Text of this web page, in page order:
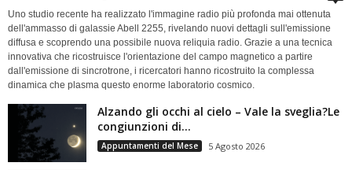
Uno studio recente ha realizzato l'immagine radio più profonda mai ottenuta
dell'ammasso di galassie Abell 2255, rivelando nuovi dettagli sull'emissione
diffusa e scoprendo una possibile nuova reliquia radio. Grazie a una tecnica
innovativa che ricostruisce l'orientazione del campo magnetico a partire
dall'emissione di sincrotrone, i ricercatori hanno ricostruito la complessa
dinamica che plasma questo enorme laboratorio cosmico.
Alzando gli occhi al cielo – Vale la sveglia?Le
congiunzioni di...
Appuntamenti del Mese 5 Agosto 2026